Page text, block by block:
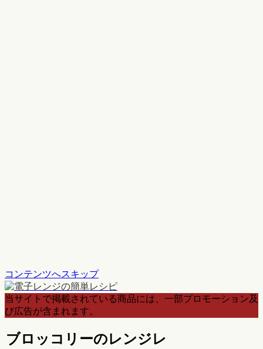
コンテンツへスキップ
当サイトで掲載されている商品には、一部プロモーション及
び広告が含まれます。
ブロッコリーのレンジレ